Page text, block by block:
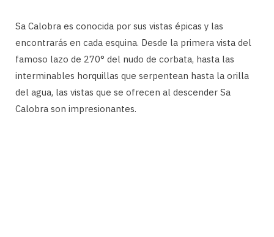
Sa Calobra es conocida por sus vistas épicas y las
encontrarás en cada esquina. Desde la primera vista del
famoso lazo de 270° del nudo de corbata, hasta las
interminables horquillas que serpentean hasta la orilla
del agua, las vistas que se ofrecen al descender Sa
Calobra son impresionantes.